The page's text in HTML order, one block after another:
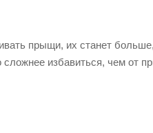
прыщи, их станет
избавиться, чем от